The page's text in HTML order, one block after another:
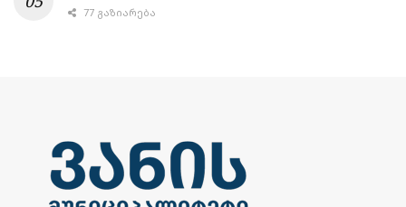
77 ᲒᲐᲖᲘᲐᲠᲔᲑᲐ